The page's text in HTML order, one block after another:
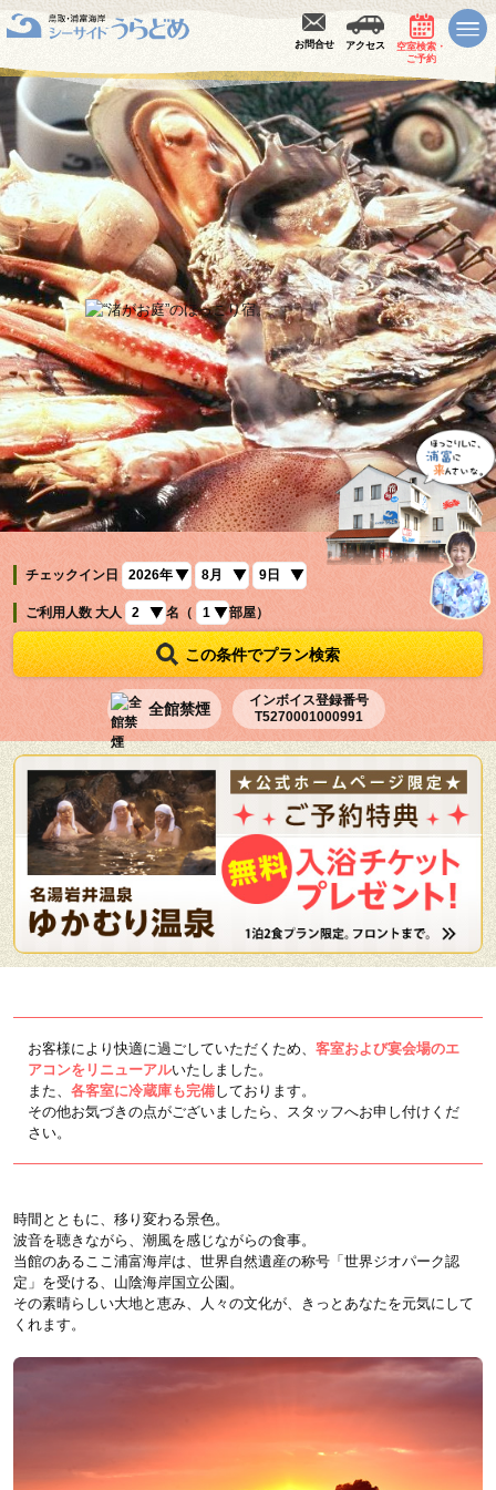
お問合せ アクセス
空室検索・
ご予約
チェックイン日
ご利用人数 大人 名（ 部屋）
この条件でプラン検索
全館禁煙
インボイス登録番号
T5270001000991
お客様により快適に過ごしていただくため、 客室および宴会場のエ
アコンをリニューアルいたしました。
また、 各客室に冷蔵庫も完備しております。
その他お気づきの点がございましたら、スタッフへお申し付けくだ
さい。
時間とともに、移り変わる景色。
波音を聴きながら、潮風を感じながらの食事。
当館のあるここ浦富海岸は、世界自然遺産の称号「世界ジオパーク認
定」を受ける、山陰海岸国立公園。
その素晴らしい大地と恵み、人々の文化が、きっとあなたを元気にして
くれます。